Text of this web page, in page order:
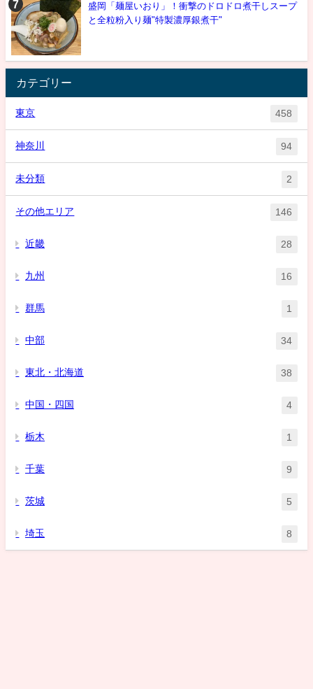
盛岡「麺屋いおり」！衝撃のドロドロ煮干しスープ
と全粒粉入り麺"特製濃厚銀煮干"
カテゴリー
東京 458
神奈川 94
未分類 2
その他エリア 146
近畿 28
九州 16
群馬 1
中部 34
東北・北海道 38
中国・四国 4
栃木 1
千葉 9
茨城 5
埼玉 8